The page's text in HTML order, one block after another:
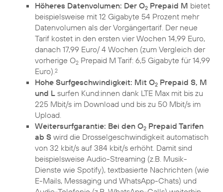
Höheres Datenvolumen: Der O2 Prepaid M bietet
beispielsweise mit 12 Gigabyte 54 Prozent mehr
Datenvolumen als der Vorgängertarif. Der neue
Tarif kostet in den ersten vier Wochen 14,99 Euro,
danach 17,99 Euro/ 4 Wochen (zum Vergleich der
vorherige O2 Prepaid M Tarif: 6,5 Gigabyte für 14,99
Euro).2
Hohe Surfgeschwindigkeit: Mit O2 Prepaid S, M
und L surfen Kund:innen dank LTE Max mit bis zu
225 Mbit/s im Download und bis zu 50 Mbit/s im
Upload.
Weitersurfgarantie: Bei den O2 Prepaid Tarifen
ab S wird die Drosselgeschwindigkeit automatisch
von 32 kbit/s auf 384 kbit/s erhöht. Damit sind
beispielsweise Audio-Streaming (z.B. Musik-
Dienste wie Spotify), textbasierte Nachrichten (wie
E-Mails, Messaging und WhatsApp-Chats) und